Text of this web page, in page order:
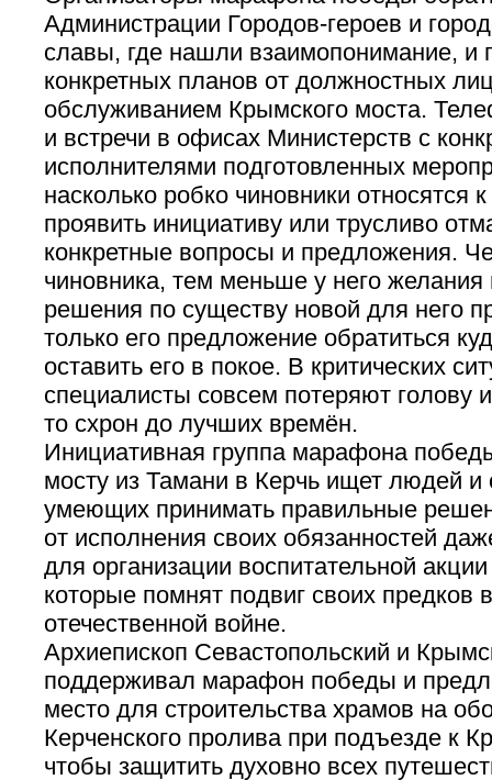
Администрации Городов-героев и
славы, где нашли взаимопонимание, и
конкретных планов от должностных
обслуживанием Крымского моста.
и встречи в офисах Министерств с
исполнителями подготовленных
насколько робко чиновники относятся
проявить инициативу или трусливо
конкретные вопросы и предложения.
чиновника, тем меньше у него желания
решения по существу новой для него
только его предложение обратиться
оставить его в покое. В критических
специалисты совсем потеряют голову
то схрон до лучших времён.
Инициативная группа марафона
мосту из Тамани в Керчь ищет людей и
умеющих принимать правильные
от исполнения своих обязанностей
для организации воспитательной
которые помнят подвиг своих предков
отечественной войне.
Архиепископ Севастопольский и
поддерживал марафон победы и
место для строительства храмов на
Керченского пролива при подъезде к
чтобы защитить духовно всех